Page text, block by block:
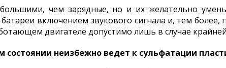
чем зарядные, но и их желательно
включением звукового сигнала и, тем более,
двигателе допустимо лишь в случае
состоянии неизбежно ведет к сульфатации